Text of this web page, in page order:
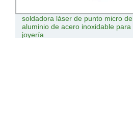
soldadora láser de punto micro de
aluminio de acero inoxidable para
joyería